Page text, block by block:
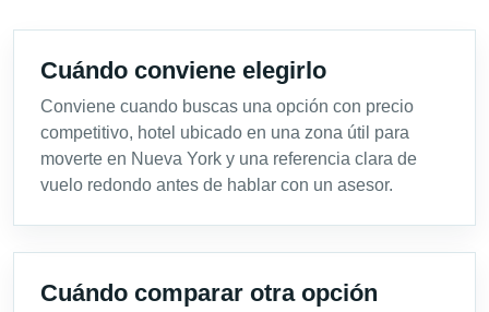
Cuándo conviene elegirlo
Conviene cuando buscas una opción con precio
competitivo, hotel ubicado en una zona útil para
moverte en Nueva York y una referencia clara de
vuelo redondo antes de hablar con un asesor.
Cuándo comparar otra opción